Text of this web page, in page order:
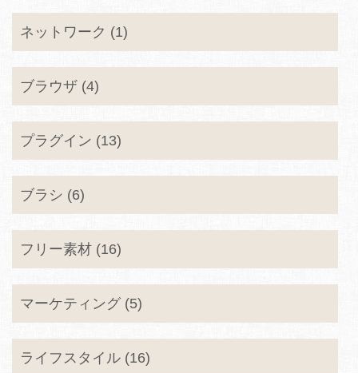
ネットワーク (1)
ブラウザ (4)
プラグイン (13)
ブラシ (6)
フリー素材 (16)
マーケティング (5)
ライフスタイル (16)